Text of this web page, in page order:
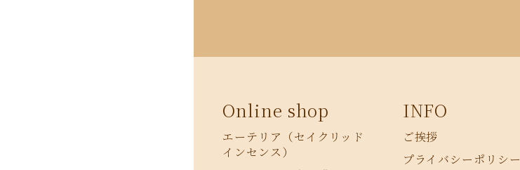
Online shop
エーテリア（セイクリッド
インセンス）
INFO
ご挨拶
プライバシーポリシー